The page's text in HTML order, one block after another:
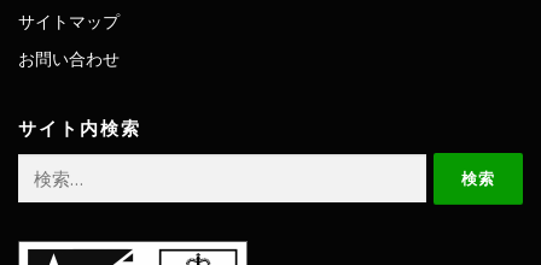
サイトマップ
お問い合わせ
サイト内検索
索: